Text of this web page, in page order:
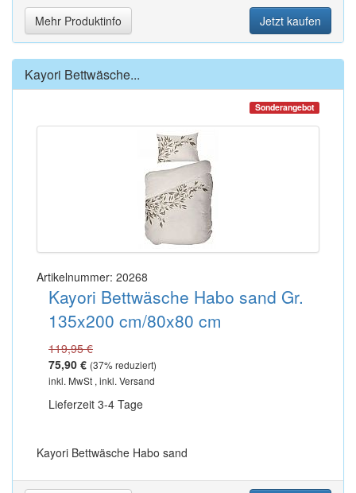
Mehr Produktinfo Jetzt kaufen
Kayori Bettwäsche...
Sonderangebot
Artikelnummer: 20268
Kayori Bettwäsche Habo sand Gr.
135x200 cm/80x80 cm
119,95 €
75,90 € (37% reduziert)
inkl. MwSt , inkl. Versand
Lieferzeit 3-4 Tage
Kayori Bettwäsche Habo sand